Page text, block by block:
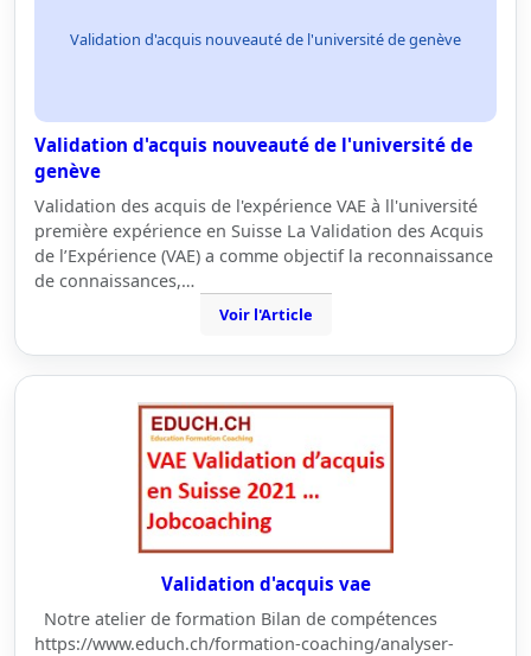
Validation d'acquis nouveauté de l'université de genève
Validation d'acquis nouveauté de l'université de
genève
Validation des acquis de l'expérience VAE à ll'université
première expérience en Suisse La Validation des Acquis
de l’Expérience (VAE) a comme objectif la reconnaissance
de connaissances,…
Voir l'Article
Validation d'acquis vae
Notre atelier de formation Bilan de compétences
https://www.educh.ch/formation-coaching/analyser-